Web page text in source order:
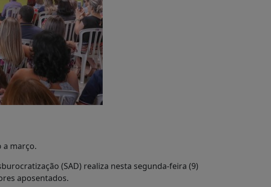
a março.
(SAD) realiza nesta segunda-feira (9)
aposentados.